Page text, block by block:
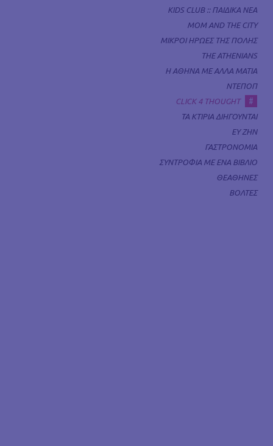
KIDS CLUB :: ΠΑΙΔΙΚΑ ΝΕΑ
MOM AND THE CITY
ΜΙΚΡΟΙ ΗΡΩΕΣ ΤΗΣ ΠΟΛΗΣ
THE ATHENIANS
Η ΑΘΗΝΑ ΜΕ ΑΛΛΑ ΜΑΤΙΑ
ΝΤΕΠΟΠ
CLICK 4 THOUGHT
#
ΤΑ ΚΤΙΡΙΑ ΔΙΗΓΟΥΝΤΑΙ
ΕΥ ΖΗΝ
ΓΑΣΤΡΟΝΟΜΙΑ
ΣΥΝΤΡΟΦΙΑ ΜΕ ΕΝΑ ΒΙΒΛΙΟ
ΘΕΑΘΗΝΕΣ
ΒΟΛΤΕΣ